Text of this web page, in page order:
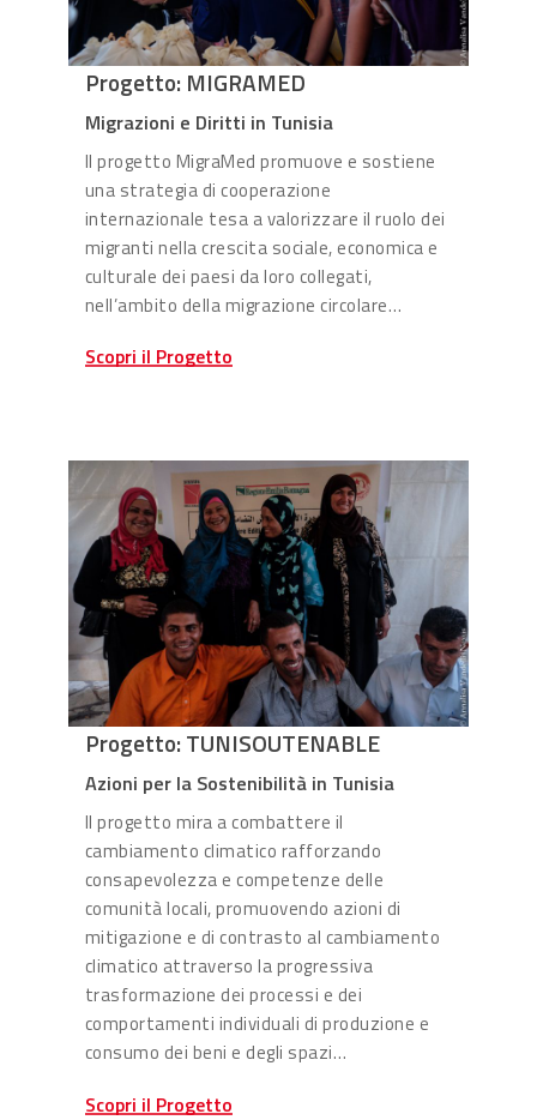
Progetto: MIGRAMED
Migrazioni e Diritti in Tunisia
Il progetto MigraMed promuove e sostiene
una strategia di cooperazione
internazionale tesa a valorizzare il ruolo dei
migranti nella crescita sociale, economica e
culturale dei paesi da loro collegati,
nell’ambito della migrazione circolare…
Scopri il Progetto
Progetto: TUNISOUTENABLE
Azioni per la Sostenibilità in Tunisia
Il progetto mira a combattere il
cambiamento climatico rafforzando
consapevolezza e competenze delle
comunità locali, promuovendo azioni di
mitigazione e di contrasto al cambiamento
climatico attraverso la progressiva
trasformazione dei processi e dei
comportamenti individuali di produzione e
consumo dei beni e degli spazi…
Scopri il Progetto